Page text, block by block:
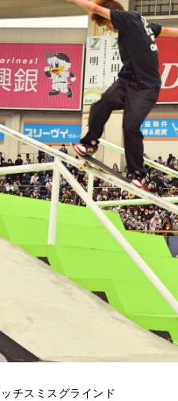
チスミスグラインド